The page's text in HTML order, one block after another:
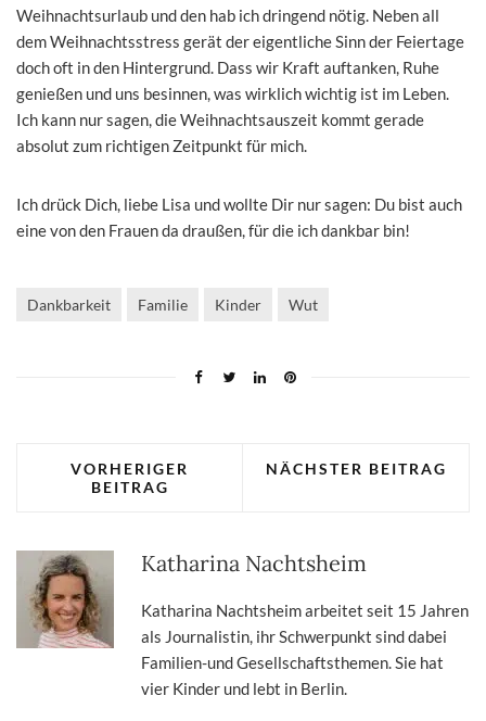
Weihnachtsurlaub und den hab ich dringend nötig. Neben all
dem Weihnachtsstress gerät der eigentliche Sinn der Feiertage
doch oft in den Hintergrund. Dass wir Kraft auftanken, Ruhe
genießen und uns besinnen, was wirklich wichtig ist im Leben.
Ich kann nur sagen, die Weihnachtsauszeit kommt gerade
absolut zum richtigen Zeitpunkt für mich.
Ich drück Dich, liebe Lisa und wollte Dir nur sagen: Du bist auch
eine von den Frauen da draußen, für die ich dankbar bin!
Dankbarkeit Familie Kinder Wut
VORHERIGER
BEITRAG
NÄCHSTER BEITRAG
Katharina Nachtsheim
Katharina Nachtsheim arbeitet seit 15 Jahren
als Journalistin, ihr Schwerpunkt sind dabei
Familien-und Gesellschaftsthemen. Sie hat
vier Kinder und lebt in Berlin.